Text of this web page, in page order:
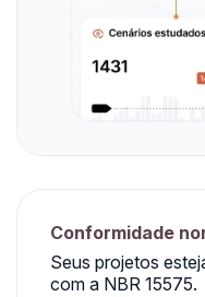
Conformidade
Seus projetos
com a NBR 15575.